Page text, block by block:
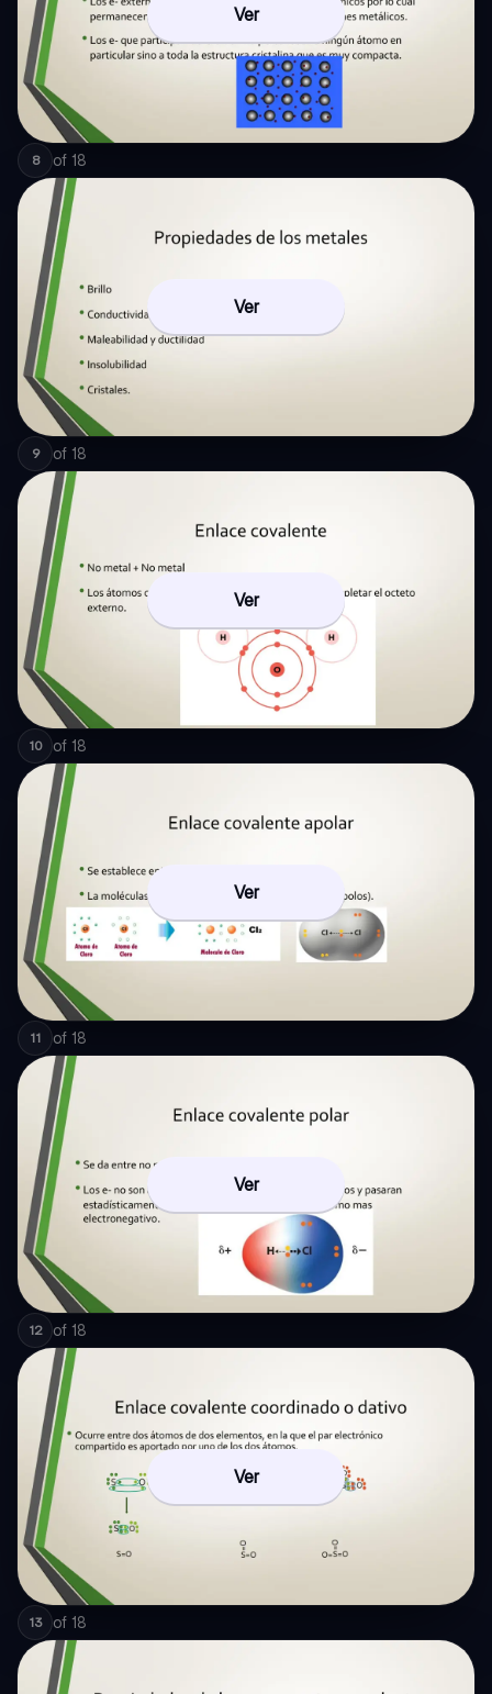
Ver
8 of 18
Ver
9 of 18
Ver
10 of 18
Ver
11 of 18
Ver
12 of 18
Ver
13 of 18